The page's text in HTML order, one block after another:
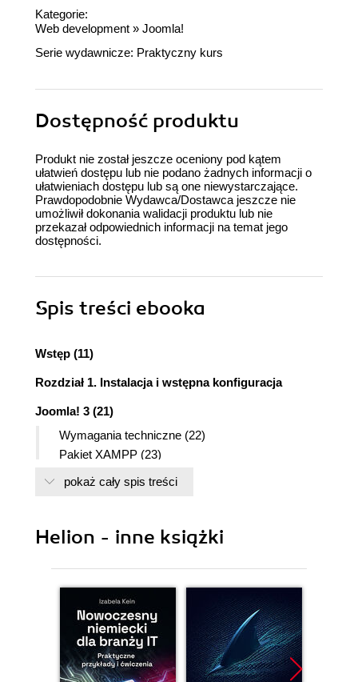
Kategorie:
Web development » Joomla!
Serie wydawnicze: Praktyczny kurs
Dostępność produktu
Produkt nie został jeszcze oceniony pod kątem
ułatwień dostępu lub nie podano żadnych informacji o
ułatwieniach dostępu lub są one niewystarczające.
Prawdopodobnie Wydawca/Dostawca jeszcze nie
umożliwił dokonania walidacji produktu lub nie
przekazał odpowiednich informacji na temat jego
dostępności.
Spis treści ebooka
Wstęp (11)
Rozdział 1. Instalacja i wstępna konfiguracja
Joomla! 3 (21)
Wymagania techniczne (22)
Pakiet XAMPP (23)
Pakiet JAMP (26)
Hosting - serwer zdalny (32)
Instalacja Joomla! 3 (37)
Krok 1. Konfiguracja witryny (37)
Krok 2. Konfiguracja bazy danych (38)
Krok 3. Przegląd (40)
Krok dodatkowy - instalacja plików
językowych (42)
Plik konfiguracyjny (45)
Rozdział 2. Zaplecze administracyjne Joomla! 3 (51)
pokaż cały spis treści
Helion - inne książki